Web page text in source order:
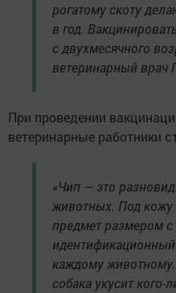
рогатому скоту
в год.
с двухмесячного
ветеринарный врач
При проведении
ветеринарные работники
«Чип — это
животных. Под
предмет размером
каждому
собака укусит